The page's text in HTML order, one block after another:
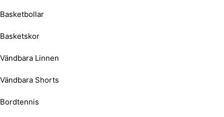
Basketbollar
Basketskor
Vändbara Linnen
Vändbara Shorts
Bordtennis